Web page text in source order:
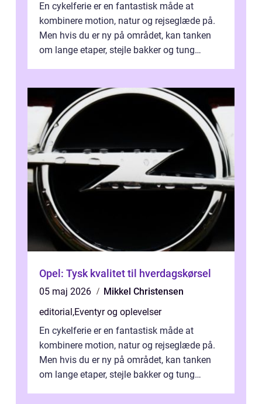
En cykelferie er en fantastisk måde at
kombinere motion, natur og rejseglæde på.
Men hvis du er ny på området, kan tanken
om lange etaper, stejle bakker og tung
Opel: Tysk kvalitet til hverdagskørsel
05 maj 2026
Mikkel Christensen
editorial ,Eventyr og oplevelser
En cykelferie er en fantastisk måde at
kombinere motion, natur og rejseglæde på.
Men hvis du er ny på området, kan tanken
om lange etaper, stejle bakker og tung